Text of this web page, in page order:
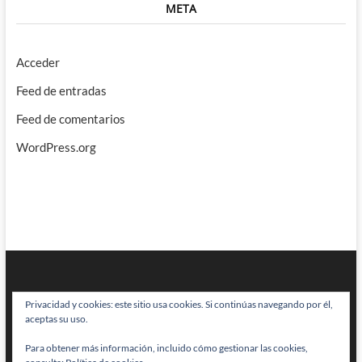
META
Acceder
Feed de entradas
Feed de comentarios
WordPress.org
BRAINSTOMPING| Diseñado por:Theme Freesia|WordPress| © Todos
Privacidad y cookies: este sitio usa cookies. Si continúas navegando por él,
aceptas su uso.
Para obtener más información, incluido cómo gestionar las cookies,